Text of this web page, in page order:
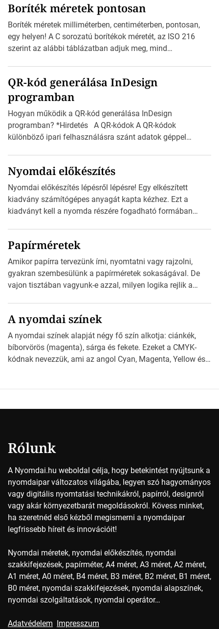
igazán foroghatnak a kreatív fogaskerekek, miközben
zajlik a saját címke készítése. Hogyan készítsünk címkét?
Válasszon méretet és alakot: Válassza ki a kívánt címke
méretét. Akár néhány […]
Boríték méretek pontosan
Boríték méretek milliméterben, centiméterben, pontosan,
egy helyen! A C sorozatú borítékok méretét, az ISO 216
szerint az alábbi táblázatban adjuk meg, mind
mutatja az A4-es papírlaphoz viszonyítva. Az amerikai és
észak-amerikai boríték méretére az ISO 216 nem
vonatkozik. Boríték méretének táblázata C0-tól […]
QR-kód generálása InDesign
programban
Hogyan működik a QR-kód generálása InDesign
programban? *Hirdetés A QR-kódok A QR-kódok
különböző ipari felhasználásra szánt adatok géppel
okostelefonjára telepíthet egy QR-kód-leolvasó
alkalmazást, ami leolvasni és dekódolni képes az URL-
információt és átirányítja a telefon böngészőjét a cég
weblapjára. A QR-kód beolvasása után a felhasználó
Nyomdai előkészítés
Nyomdai előkészítés lépésről lépésre! Egy elkészített
kiadvány számítógépes anyagát kapta kézhez. Ezt a
kiadványt kell a nyomda részére fogadható formában
Illustratorban készült vektorgrafika. *Hirdetés Minden
esetben konzultáljunk a nyomdával, mielőtt elkezdjük a
nyomdai előkészítést!Nehogy az elkészült munka után
derüljön ki, hogy valamit másképp kellett volna csinálni! […]
Papírméretek
Amikor papírra tervezünk írni, nyomtatni vagy rajzolni,
gyakran szembesülünk a papírméretek sokaságával. De
vajon tisztában vagyunk-e azzal, milyen logika rejlik a
*Hirdetés Ebben a cikkben a papírméretek izgalmas
világába kalauzolunk el téged, hogy jobban megértsd,
milyen szempontok alapján érdemes választanod a
jövőben. Bevezetés a papírméretek világába A […]
A nyomdai színek
A nyomdai színek alapját négy fő szín alkotja: ciánkék,
bíborvörös (magenta), sárga és fekete. Ezeket a CMYK-
kódnak nevezzük, ami az angol Cyan, Magenta, Yellow és
Rólunk
A Nyomdai.hu weboldal célja, hogy betekintést nyújtsunk a
nyomdaipar változatos világába, legyen szó hagyományos
vagy digitális nyomtatási technikákról, papírról, designról
vagy akár környezetbarát megoldásokról. Kövess minket,
ha szeretnéd első kézből megismerni a nyomdaipar
legfrissebb híreit és innovációit!
Nyomdai méretek, nyomdai előkészítés, nyomdai
szakkifejezések, papírméter, A4 méret, A3 méret, A2 méret,
A1 méret, A0 méret, B4 méret, B3 méret, B2 méret, B1 méret,
B0 méret, nyomdai szakkifejezések, nyomdai alapszínek,
nyomdai szolgáltatások, nyomdai operátor…
Adatvédelem Impresszum